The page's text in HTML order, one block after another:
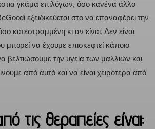
γκάμα επιλόγων, όσο κανένα άλλο
εξειδικεύεται στο να επαναφέρει την
κατεστραμμένη κι αν είναι. Δεν είναι
μπορεί να έχουμε επισκεφτεί κάποιο
βελτιώσουμε την υγεία των μαλλιών και
από αυτό και να είναι χειρότερα από
τις θεραπείες είναι: